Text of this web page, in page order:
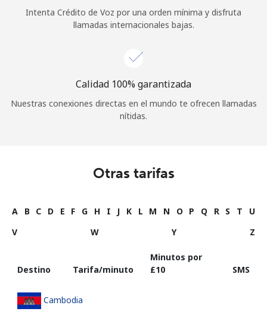
Intenta Crédito de Voz por una orden mínima y disfruta
llamadas internacionales bajas.
Calidad 100% garantizada
Nuestras conexiones directas en el mundo te ofrecen llamadas
nítidas.
Otras tarifas
A B C D E F G H I J K L M N O P Q R S T
U
V
W Y Z
Destino Tarifa/minuto
Minutos por
⁦£10⁩
SMS
Cambodia